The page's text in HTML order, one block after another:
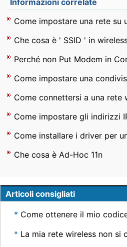
Informazioni correlate
Come impostare una rete su
Che cosa è ' SSID ' in
Come impostare gli indirizzi
Come installare i driver per
Che cosa è Ad-Hoc 11n
Articoli consigliati
Come ottenere il mio
La mia rete wireless non si